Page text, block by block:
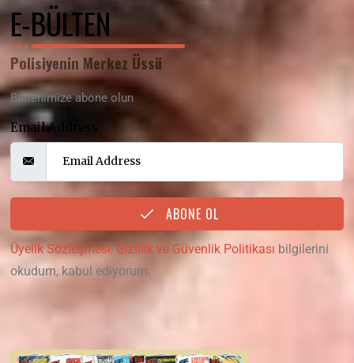
E-BÜLTEN
Polisiyenin Merkez Üssü
Bültenimize abone olun
Email Address
ABONE OL
Üyelik Sözleşmesi,Gizlilik ve Güvenlik Politikası bilgilerini
okudum, kabul ediyorum.